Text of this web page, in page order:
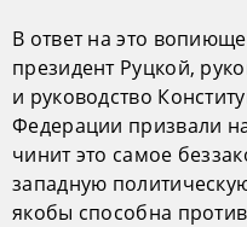
В ответ на это
президент Руцкой,
и руководство
Федерации призвали
чинит это самое
западную
якобы способна